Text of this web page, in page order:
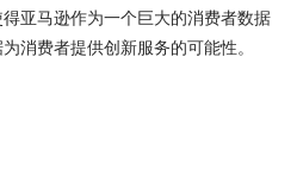
亚马逊作为一个巨大的消费者数据
消费者提供创新服务的可能性。